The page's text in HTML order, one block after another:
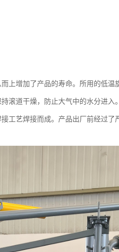
上增加了产品的寿命。所用的低温
滚道干燥，防止大气中的水分进入。
工艺焊接而成。产品出厂前经过了